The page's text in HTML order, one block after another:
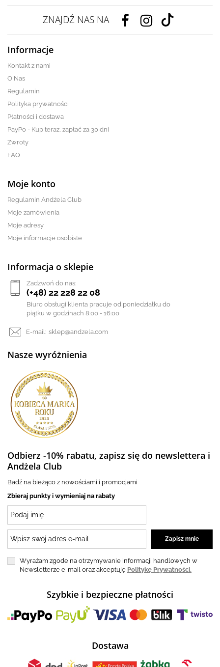
ZNAJDŹ NAS NA
Informacje
Kontakt z nami
O Nas
Regulamin
Polityka prywatności
Płatności i dostawa
PayPo - Kup teraz, zapłać za 30 dni
Zwroty
FAQ
Moje konto
Regulamin Andżela Club
Moje zamówienia
Moje adresy
Moje informacje osobiste
Informacja o sklepie
Zadzwoń do nas:
(+48) 22 228 22 08
Biuro obsługi klienta pracuje od poniedziałku do
piątku w godzinach 8:00 - 16:00
E-mail: sklep@andzela.com
Nasze wyróżnienia
Odbierz -10% rabatu, zapisz się do newslettera i
Andżela Club
Badź na bieżąco z nowościami i promocjami
Zbieraj punkty i wymieniaj na rabaty
Wyrażam zgode na otrzymywanie informacji handlowych w
Newsletterze e-mail oraz akceptuję Politykę Prywatności.
Szybkie i bezpieczne płatności
Dostawa